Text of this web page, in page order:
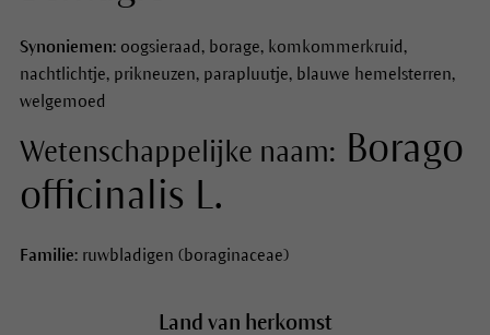
Synoniemen:oogsieraad, borage, komkommerkruid,
nachtlichtje, prikneuzen, parapluutje, blauwe hemelsterren,
welgemoed
Wetenschappelijke naam: Borago
officinalis L.
Familie:ruwbladigen (boraginaceae)
Land van herkomst